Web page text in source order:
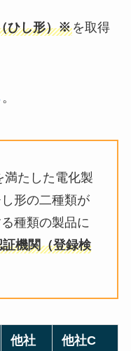
ひし形）※を取得
。
たした電化製
形の二種類が
種類の製品に
機関（登録検
他社
他社C